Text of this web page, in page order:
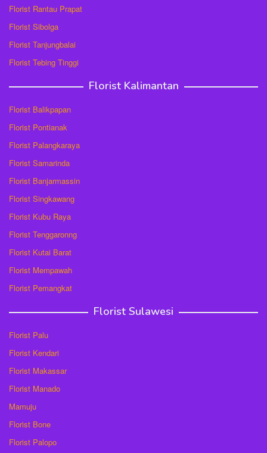
Florist Rantau Prapat
Florist Sibolga
Florist Tanjungbalai
Florist Tebing Tinggi
Florist Kalimantan
Florist Balikpapan
Florist Pontianak
Florist Palangkaraya
Florist Samarinda
Florist Banjarmassin
Florist Singkawang
Florist Kubu Raya
Florist Tenggaronng
Florist Kutai Barat
Florist Mempawah
Florist Pemangkat
Florist Sulawesi
Florist Palu
Florist Kendari
Florist Makassar
Florist Manado
Mamuju
Florist Bone
Florist Palopo